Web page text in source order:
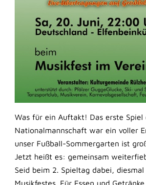
Was für ein Auftakt! Das erste Spiel
Nationalmannschaft war ein voller
unser Fußball-Sommergarten ist
Jetzt heißt es: gemeinsam
Seid beim 2. Spieltag dabei,